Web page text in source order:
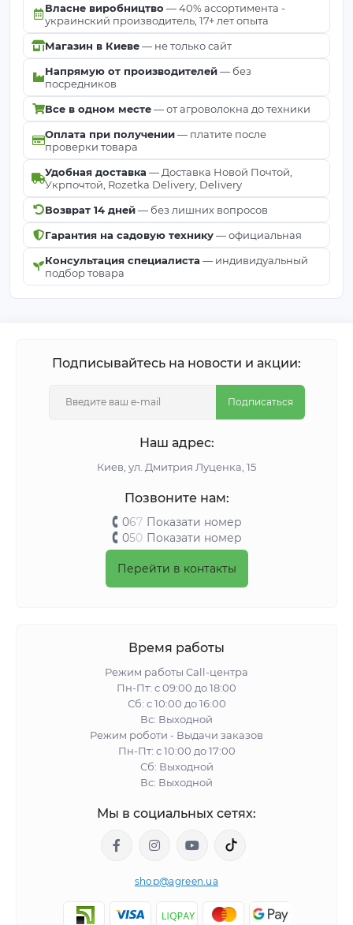
Власне виробництво — 40% ассортимента -
украинский производитель, 17+ лет опыта
Магазин в Киеве— не только сайт
Напрямую от производителей— без
посредников
Все в одном месте— от агроволокна до техники
Оплата при получении— платите после
проверки товара
Удобная доставка — Доставка Новой Почтой,
Укрпочтой, Rozetka Delivery, Delivery
Возврат 14 дней— без лишних вопросов
Гарантия на садовую технику— официальная
Консультация специалиста — индивидуальный
подбор товара
Подписывайтесь на новости и акции:
Подписаться
Наш адрес:
Киeв, ул. Дмитрия Луценка, 15
Позвоните нам:
067 Показати номер
050 Показати номер
Перейти в контакты
Время работы
Режим работы Call-центра
Пн-Пт: с 09:00 до 18:00
Сб: с 10:00 до 16:00
Вс: Выходной
Режим роботи - Выдачи заказов
Пн-Пт: с 10:00 до 17:00
Сб: Выходной
Вс: Выходной
Мы в социальных сетях:
shop@agreen.ua